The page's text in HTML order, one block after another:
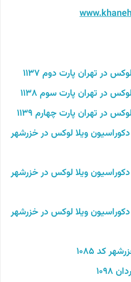
در تهران پارت دوم 1137
در تهران پارت سوم 1138
در تهران پارت چهارم 1139
ویلا لوکس در خزرشهر
ویلا لوکس در خزرشهر
ویلا لوکس در خزرشهر
کد 1085